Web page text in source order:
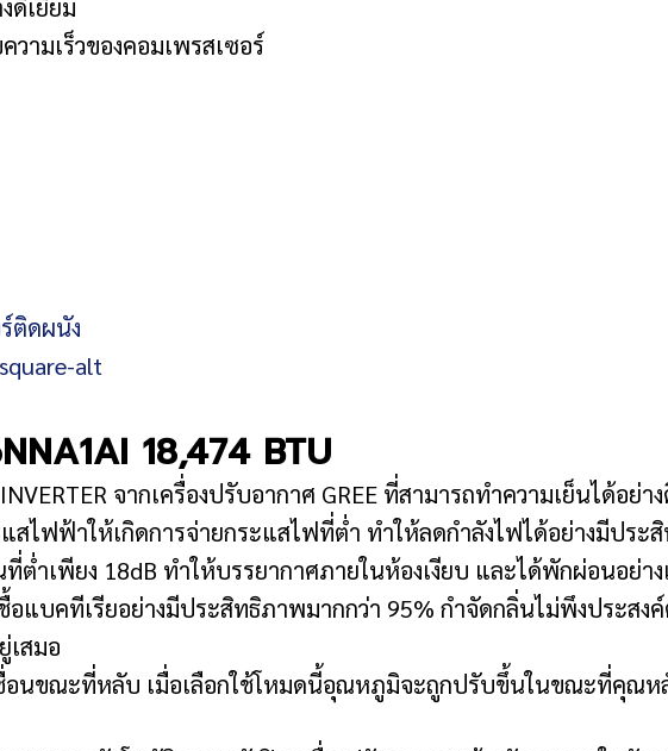
ดีเยี่ยม
ามเร็วของคอมเพรสเซอร์
ติดผนัง
alt
18,474 BTU
จากเครื่องปรับอากาศ GREE ที่สามารถทำความเย็นได้อ
สไฟฟ้าให้เกิดการจ่ายกระแสไฟที่ต่ำ ทำให้ลดกำลังไฟได้อย่างมีปร
ที่ต่ำเพียง 18dB ทำให้บรรยากาศภายในห้องเงียบ และได้พักผ่อนอย่า
อแบคทีเรียอย่างมีประสิทธิภาพมากกว่า 95% กำจัดกลิ่นไม่พึงประส
เสมอ
อนขณะที่หลับ เมื่อเลือกใช้โหมดนี้อุณหภูมิจะถูกปรับขึ้นในขณะที่คุณ